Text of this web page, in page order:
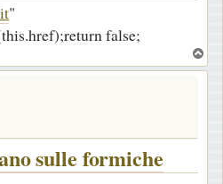
"
false;
o
sulle formiche